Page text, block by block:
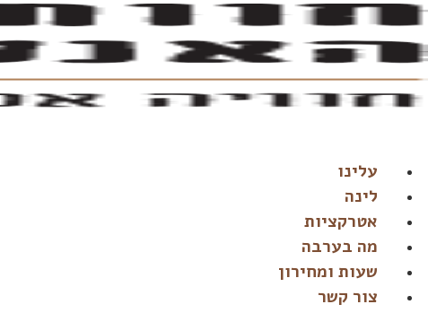
דלג
עלינו
לינה
אטרקציות
מה בערבה
שעות ומחירון
צור קשר